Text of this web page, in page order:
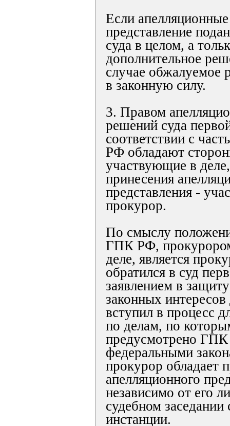
Если
представление
суда в целом, а
дополнительное
случае обжалуемое
в законную силу.
3. Правом
решений суда
соответствии с
РФ обладают
участвующие в
принесения
представления -
прокурор.
По смыслу
ГПК РФ,
деле, является
обратился в суд
заявлением в
законных
вступил в процесс
по делам, по
предусмотрено
федеральными
прокурор обладает
апелляционного
независимо от его
судебном заседании
инстанции.